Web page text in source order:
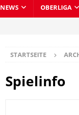
NEWS OBERLIGA
STARTSEITE
Spielinfo